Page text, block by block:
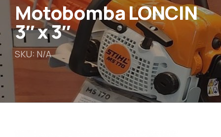
Motobomba LONCIN
3″ x 3″
SKU: N/A